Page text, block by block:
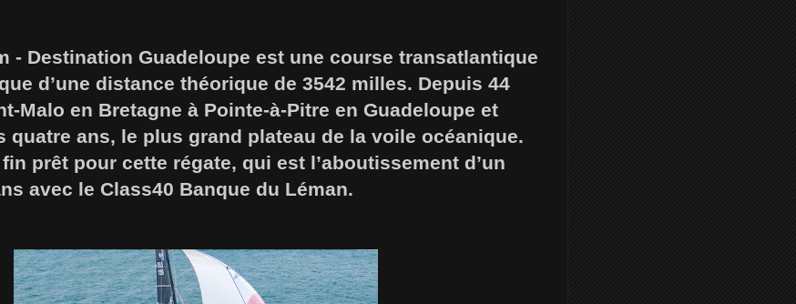
- Destination Guadeloupe est une course transatlantique
d’une distance théorique de 3542 milles. Depuis 44
Malo en Bretagne à Pointe-à-Pitre en Guadeloupe et
quatre ans, le plus grand plateau de la voile océanique.
prêt pour cette régate, qui est l’aboutissement d’un
avec le Class40 Banque du Léman.